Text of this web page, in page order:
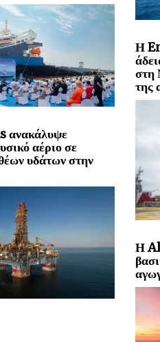
αέριο σε
υδάτων στην
Η
στη
της
Η